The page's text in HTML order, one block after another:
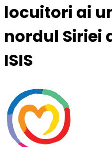
locuitori ai
nordul Siriei
ISIS